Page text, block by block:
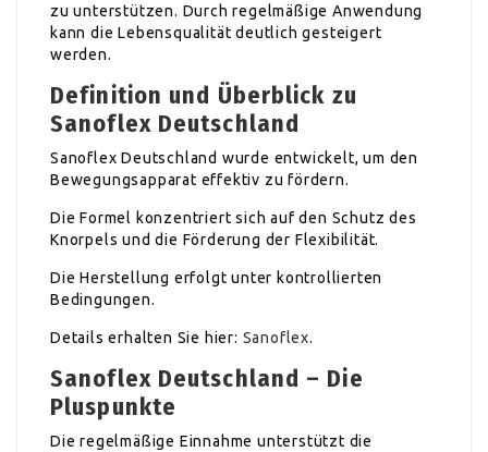
zu unterstützen. Durch regelmäßige Anwendung
kann die Lebensqualität deutlich gesteigert
werden.
Definition und Überblick zu
Sanoflex Deutschland
Sanoflex Deutschland wurde entwickelt, um den
Bewegungsapparat effektiv zu fördern.
Die Formel konzentriert sich auf den Schutz des
Knorpels und die Förderung der Flexibilität.
Die Herstellung erfolgt unter kontrollierten
Bedingungen.
Details erhalten Sie hier: Sanoflex.
Sanoflex Deutschland – Die
Pluspunkte
Die regelmäßige Einnahme unterstützt die